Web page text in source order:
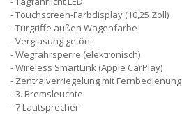
Touchscreen-Farbdisplay (10,25 Zoll)
Türgriffe außen Wagenfarbe
Verglasung getönt
Wegfahrsperre (elektronisch)
Wireless SmartLink (Apple CarPlay)
Zentralverriegelung mit Fernbedienung
3. Bremsleuchte
7 Lautsprecher